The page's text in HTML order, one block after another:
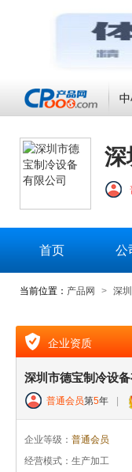
深
首页 公
当前位置： 产品网 > 深
企业资质
深圳市德宝制冷设备
普通会员第5年
企业等级： 普通会员
经营模式：生产加工